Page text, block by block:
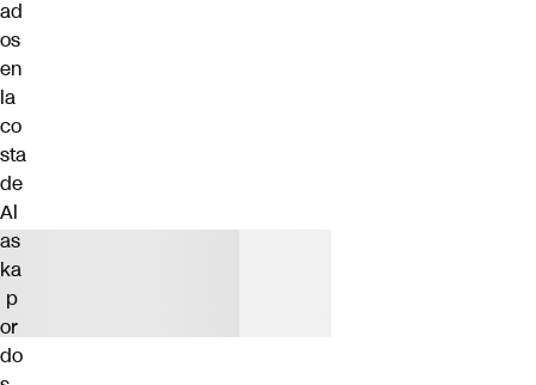
ad
os
en
la
co
sta
de
Al
as
ka
p
or
do